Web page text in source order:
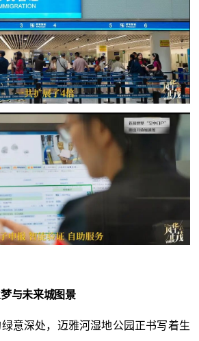
梦与未来城图景
意深处，迈雅河湿地公园正书写着生